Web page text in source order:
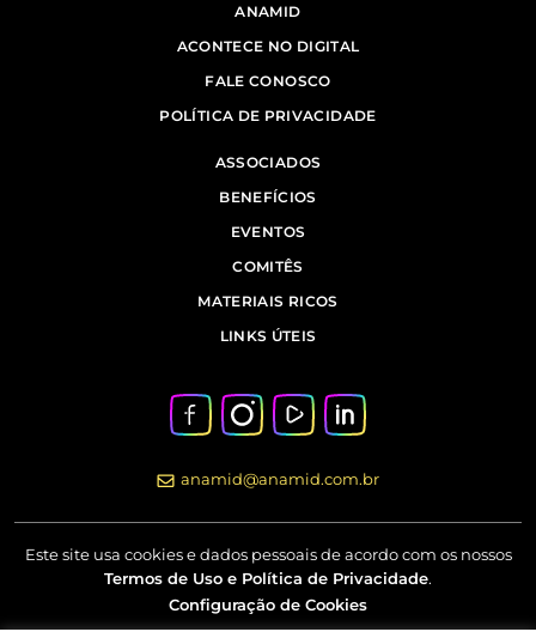
ANAMID
ACONTECE NO DIGITAL
FALE CONOSCO
POLÍTICA DE PRIVACIDADE
ASSOCIADOS
BENEFÍCIOS
EVENTOS
COMITÊS
MATERIAIS RICOS
LINKS ÚTEIS
anamid@anamid.com.br
Este site usa cookies e dados pessoais de acordo com os nossos
Termos de Uso e Política de Privacidade.
Configuração de Cookies